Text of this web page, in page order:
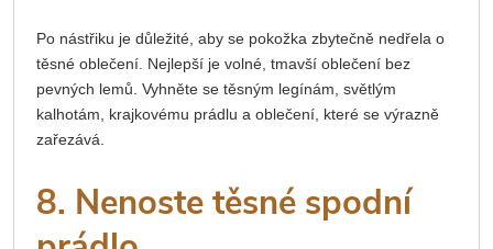
Po nástřiku je důležité, aby se pokožka zbytečně nedřela o
těsné oblečení. Nejlepší je volné, tmavší oblečení bez
pevných lemů. Vyhněte se těsným legínám, světlým
kalhotám, krajkovému prádlu a oblečení, které se výrazně
zařezává.
8. Nenoste těsné spodní